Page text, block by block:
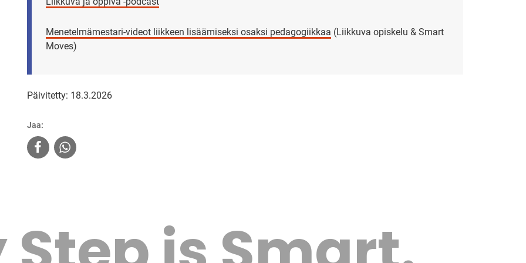
Menetelmämestari-videot liikkeen lisäämiseksi osaksi pedagogiikkaa (Liikkuva opiskelu & Smart
Moves)
Päivitetty: 18.3.2026
Jaa: